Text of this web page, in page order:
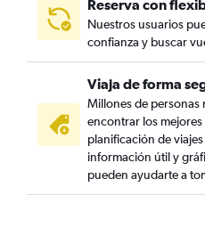
Reserva con
Nuestros usuarios
confianza y buscar
Viaja de forma
Millones de personas
encontrar los
planificación de
información útil y
pueden ayudarte a